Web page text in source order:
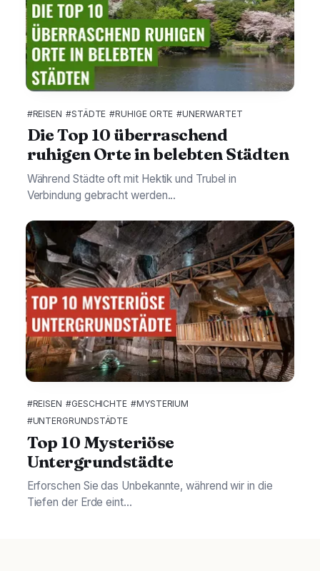
#REISEN #STÄDTE #RUHIGE ORTE #UNERWARTET
Die Top 10 überraschend
ruhigen Orte in belebten Städten
Während Städte oft mit Hektik und Trubel in
Verbindung gebracht werden...
#REISEN #GESCHICHTE #MYSTERIUM
#UNTERGRUNDSTÄDTE
Top 10 Mysteriöse
Untergrundstädte
Erforschen Sie das Unbekannte, während wir in die
Tiefen der Erde eint...